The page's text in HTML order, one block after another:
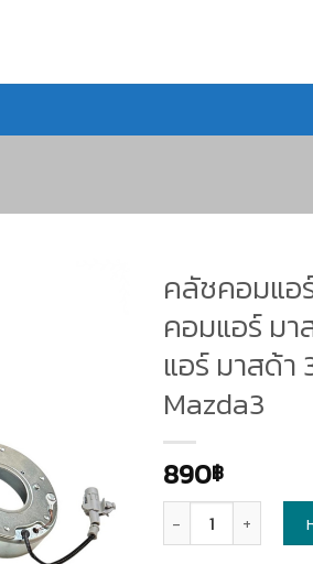
คลัชคอมแอร์
คอมแอร์ มา
แอร์ มาสด้า
Mazda3
890฿